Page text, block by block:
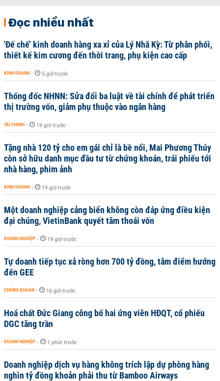
Đọc nhiều nhất
'Đế chế’ kinh doanh hàng xa xỉ của Lý Nhã Kỳ: Từ phân phối,
thiết kế kim cương đến thời trang, phụ kiện cao cấp
KINH DOANH - 5 giờ trước
Thống đốc NHNN: Sửa đổi ba luật về tài chính để phát triển
thị trường vốn, giảm phụ thuộc vào ngân hàng
TÀI CHÍNH - 19 giờ trước
Tặng nhà 120 tỷ cho em gái chỉ là bề nổi, Mai Phương Thúy
còn sở hữu danh mục đầu tư từ chứng khoán, trái phiếu tới
nhà hàng, phim ảnh
KINH DOANH - 19 giờ trước
Một doanh nghiệp cảng biển không còn đáp ứng điều kiện
đại chúng, VietinBank quyết tâm thoái vốn
DOANH NGHIỆP - 19 giờ trước
Tự doanh tiếp tục xả ròng hơn 700 tỷ đồng, tâm điểm hướng
đến GEE
CHỨNG KHOÁN - 16 giờ trước
Hoá chất Đức Giang công bố hai ứng viên HĐQT, cổ phiếu
DGC tăng trần
DOANH NGHIỆP - 1 phút trước
Doanh nghiệp dịch vụ hàng không trích lập dự phòng hàng
nghìn tỷ đồng khoản phải thu từ Bamboo Airways